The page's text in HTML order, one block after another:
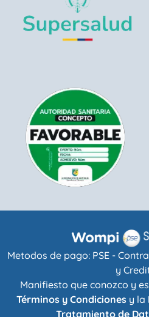
Metodos de pago: PSE -
y
Manifiesto que conozco y
Términos y Condicionesy la
Tratamiento de